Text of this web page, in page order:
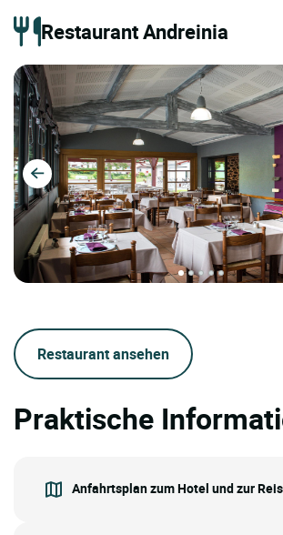
Restaurant Andreinia
Restaurant ansehen
Praktische
Anfahrtsplan zum Hotel und zur